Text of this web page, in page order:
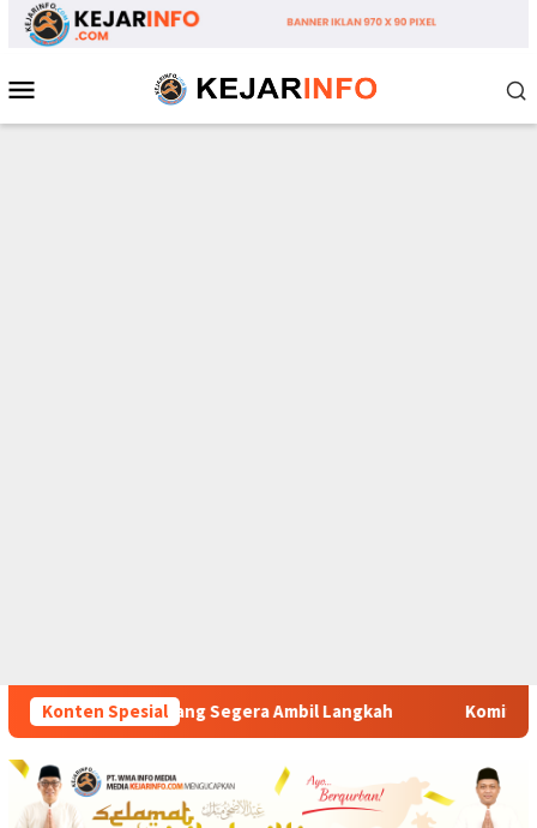
Loncat
Mobile
Konten Spesial
Ambil Langkah Komitmen Polsek Tigaraksa Tindak